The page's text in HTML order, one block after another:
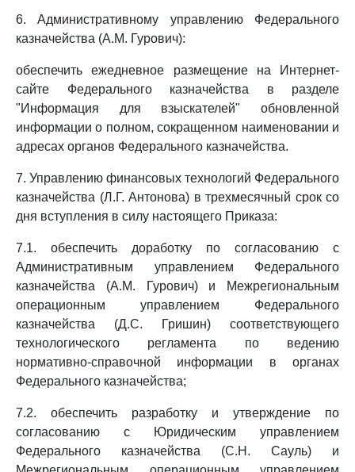
6. Административному управлению Федерального
казначейства (А.М. Гурович):
обеспечить ежедневное размещение на Интернет-
сайте Федерального казначейства в разделе
"Информация для взыскателей" обновленной
информации о полном, сокращенном наименовании и
адресах органов Федерального казначейства.
7. Управлению финансовых технологий Федерального
казначейства (Л.Г. Антонова) в трехмесячный срок со
дня вступления в силу настоящего Приказа:
7.1. обеспечить доработку по согласованию с
Административным управлением Федерального
казначейства (А.М. Гурович) и Межрегиональным
операционным управлением Федерального
казначейства (Д.С. Гришин) соответствующего
технологического регламента по ведению
нормативно-справочной информации в органах
Федерального казначейства;
7.2. обеспечить разработку и утверждение по
согласованию с Юридическим управлением
Федерального казначейства (С.Н. Сауль) и